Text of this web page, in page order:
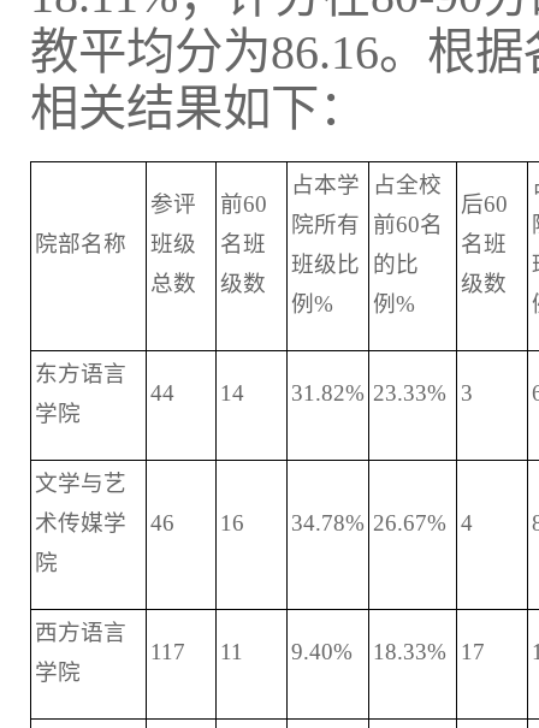
教平均分为86.16。根
相关结果如下：
院部名称
参评
班级
总数
前60
名班
级数
占本学
院所有
班级比
例%
占全校
前60名
的比
例%
后60
名班
级数
东方语言
学院
44 14 31.82% 23.33% 3
文学与艺
术传媒学
院
46 16 34.78% 26.67% 4
西方语言
学院
117 11 9.40% 18.33% 17